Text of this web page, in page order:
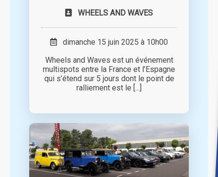
WHEELS AND WAVES
dimanche 15 juin 2025 à 10h00
Wheels and Waves est un événement
multispots entre la France et l’Espagne
qui s’étend sur 5 jours dont le point de
ralliement est le [...]